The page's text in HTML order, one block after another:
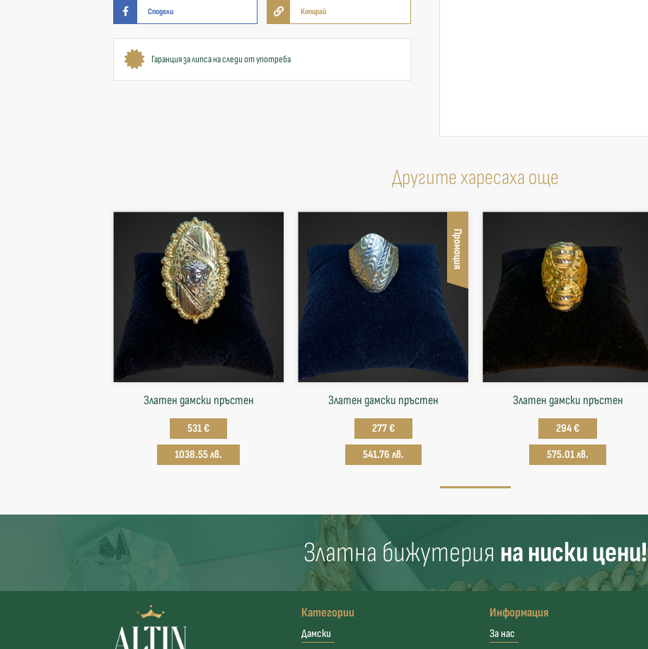
Сподели Копирай
Гаранция за липса на следи от употреба
Другите харесаха още
Златен дамски пръстен
531 €
1038.55 лв.
Промоция
Златен дамски пръстен
277 €
541.76 лв.
Златен дамски пръстен
294 €
575.01 лв.
Златна бижутерия на ниски цени!
Категории
Дамски
Информация
За нас